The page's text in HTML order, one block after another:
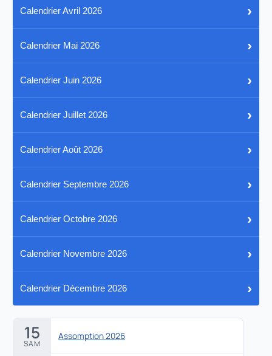
Calendrier Avril 2026 ›
Calendrier Mai 2026 ›
Calendrier Juin 2026 ›
Calendrier Juillet 2026 ›
Calendrier Août 2026 ›
Calendrier Septembre 2026 ›
Calendrier Octobre 2026 ›
Calendrier Novembre 2026 ›
Calendrier Décembre 2026 ›
15
SAM
Assomption 2026